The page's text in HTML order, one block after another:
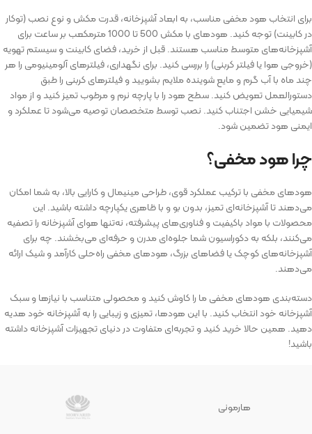
برای انتخاب هود مخفی مناسب، به ابعاد آشپزخانه، قدرت مکش و نوع نصب (توکار
در کابینت) توجه کنید. هودهای با مکش 500 تا 1000 مترمکعب بر ساعت برای
آشپزخانه‌های متوسط مناسب هستند. قبل از خرید، فضای کابینت و سیستم تهویه
(خروجی هوا یا فیلتر کربنی) را بررسی کنید. برای نگهداری، فیلترهای آلومینیومی را هر
چند ماه با آب گرم و مایع شوینده ملایم بشویید و فیلترهای کربنی را طبق
دستورالعمل تعویض کنید. سطح هود را با پارچه نرم و مرطوب تمیز کنید و از مواد
شیمیایی خشن اجتناب کنید. نصب توسط متخصصان توصیه می‌شود تا عملکرد و
ایمنی هود تضمین شود.
چرا هود مخفی؟
هودهای مخفی با ترکیب عملکرد قوی، طراحی مینیمال و کارایی بالا، به شما امکان
می‌دهند تا آشپزخانه‌ای تمیز، بدون بو و با ظاهری یکپارچه داشته باشید. این
محصولات با مواد باکیفیت و فناوری‌های پیشرفته، نه‌تنها هوای آشپزخانه را تصفیه
می‌کنند، بلکه به دکوراسیون شما جلوه‌ای مدرن و حرفه‌ای می‌بخشند. چه برای
آشپزخانه‌های کوچک یا فضاهای بزرگ، هودهای مخفی راه‌حلی کارآمد و شیک ارائه
می‌دهند.
دسته‌بندی هودهای مخفی ما را کاوش کنید و محصولی متناسب با نیازها و سبک
آشپزخانه خود انتخاب کنید. با این هودها، تمیزی و زیبایی را به آشپزخانه خود هدیه
دهید. همین حالا خرید کنید و تجربه‌ای متفاوت در دنیای تجهیزات آشپزخانه داشته
باشید!
هارمونی